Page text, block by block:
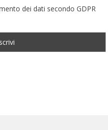
dei dati secondo GDPR